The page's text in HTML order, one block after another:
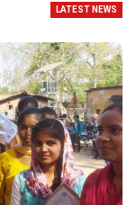
LATEST NEWS